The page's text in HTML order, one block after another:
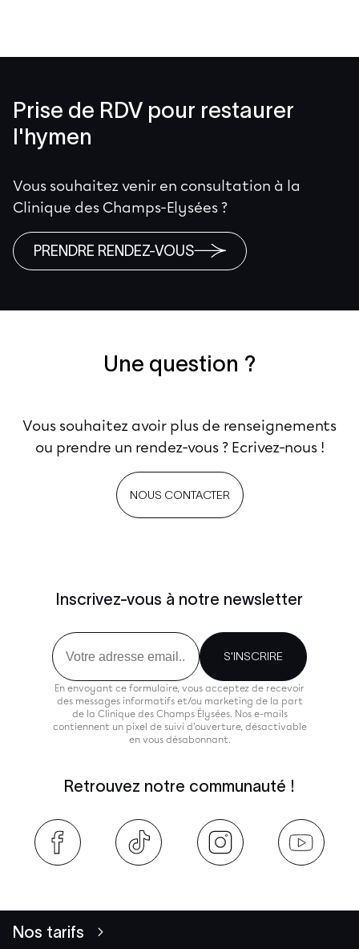
Prise de RDV pour restaurer
l'hymen
Vous souhaitez venir en consultation à la
Clinique des Champs-Elysées ?
PRENDRE RENDEZ-VOUS
Une question ?
Vous souhaitez avoir plus de renseignements
ou prendre un rendez-vous ? Ecrivez-nous !
NOUS CONTACTER
Inscrivez-vous à notre newsletter
Email
S'INSCRIRE
En envoyant ce formulaire, vous acceptez de recevoir
des messages informatifs et/ou marketing de la part
de la Clinique des Champs Élysées. Nos e-mails
contiennent un pixel de suivi d'ouverture, désactivable
en vous désabonnant.
Retrouvez notre communauté !
Nos tarifs